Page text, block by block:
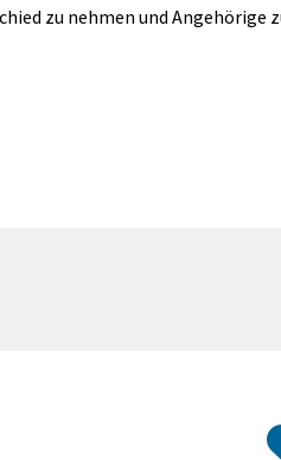
zu nehmen und Angehörige